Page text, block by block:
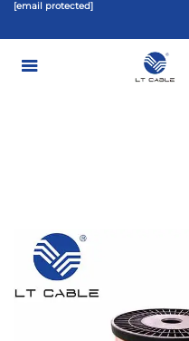
[email protected]